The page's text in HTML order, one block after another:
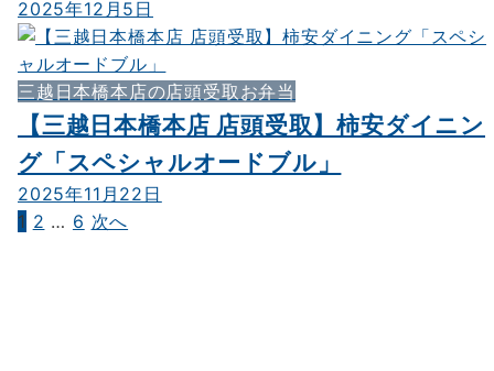
2025年12月5日
三越日本橋本店の店頭受取お弁当
【三越日本橋本店 店頭受取】柿安ダイニン
グ「スペシャルオードブル」
2025年11月22日
投
1 2 … 6 次へ